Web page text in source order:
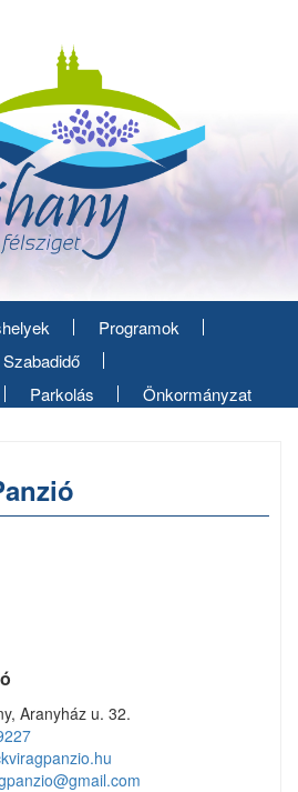
Programok
Szabadidő
Parkolás Önkormányzat
Aranyház u. 32.